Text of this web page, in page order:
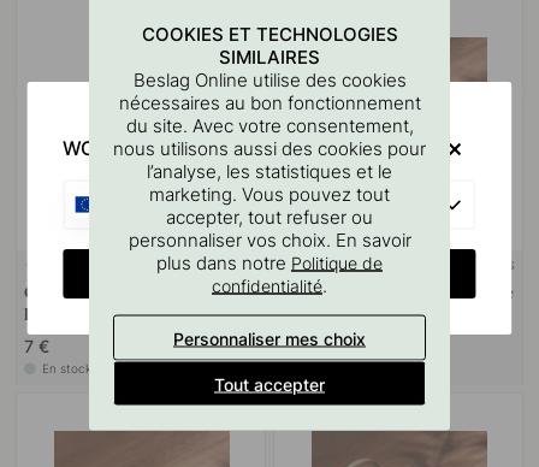
Gabarit De Perçage Pour
Poignées Et Boutons
7 €
En stock
2 + COULEURS
Poignée Toniton Thread - Grège
23.50 €
COOKIES ET TECHNOLOGIES
SIMILAIRES
Beslag Online utilise des cookies
nécessaires au bon fonctionnement
du site. Avec votre consentement,
nous utilisons aussi des cookies pour
l’analyse, les statistiques et le
marketing. Vous pouvez tout
accepter, tout refuser ou
personnaliser vos choix. En savoir
plus dans notre Politique de
confidentialité.
Personnaliser mes choix
Tout accepter
WOULD YOU RATHER VISIT?
CHANGE COUNTRY